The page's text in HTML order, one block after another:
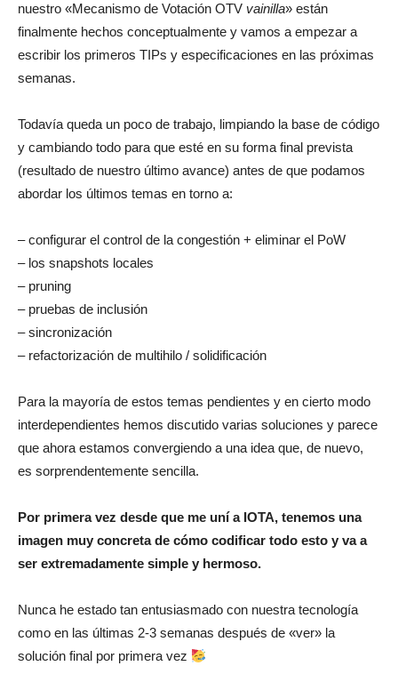
nuestro «Mecanismo de Votación OTV vainilla» están
finalmente hechos conceptualmente y vamos a empezar a
escribir los primeros TIPs y especificaciones en las próximas
semanas.
Todavía queda un poco de trabajo, limpiando la base de código
y cambiando todo para que esté en su forma final prevista
(resultado de nuestro último avance) antes de que podamos
abordar los últimos temas en torno a:
– configurar el control de la congestión + eliminar el PoW
– los snapshots locales
– pruning
– pruebas de inclusión
– sincronización
– refactorización de multihilo / solidificación
Para la mayoría de estos temas pendientes y en cierto modo
interdependientes hemos discutido varias soluciones y parece
que ahora estamos convergiendo a una idea que, de nuevo,
es sorprendentemente sencilla.
Por primera vez desde que me uní a IOTA, tenemos una
imagen muy concreta de cómo codificar todo esto y va a
ser extremadamente simple y hermoso.
Nunca he estado tan entusiasmado con nuestra tecnología
como en las últimas 2-3 semanas después de «ver» la
solución final por primera vez